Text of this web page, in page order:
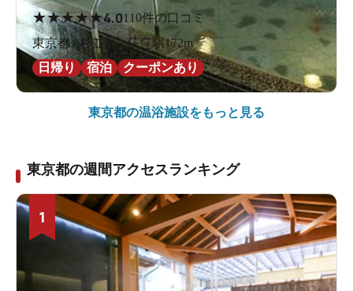
★★★★★4.0110件の口コミ
東京都 / 杉並区 / 荻窪駅172m
日帰り
宿泊 クーポンあり
東京都の温浴施設をもっと見る
東京都の週間アクセスランキング
1